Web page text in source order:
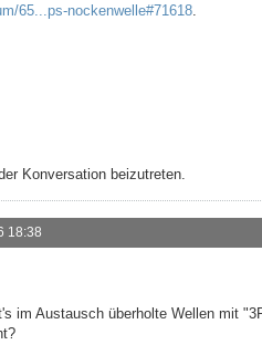
65...ps-nockenwelle#71618
Konversation beizutreten.
18:38
im Austausch überholte Wellen mit